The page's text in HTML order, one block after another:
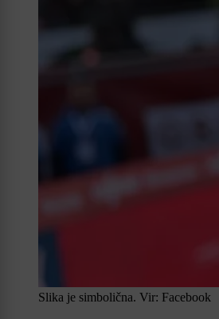
Slika je simbolična. Vir: Facebook